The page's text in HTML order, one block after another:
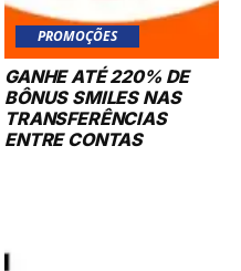
PROMOÇÕES
GANHE ATÉ 220% DE
BÔNUS SMILES NAS
TRANSFERÊNCIAS
ENTRE CONTAS